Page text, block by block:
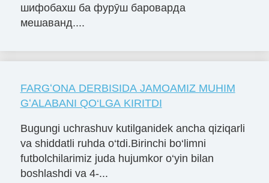
шифобахш ба фурӯш бароварда
мешаванд....
FARGʻONA DERBISIDA JAMOAMIZ MUHIM
GʻALABANI QO‘LGA KIRITDI
Bugungi uchrashuv kutilganidek ancha qiziqarli
va shiddatli ruhda o‘tdi.Birinchi bo‘limni
futbolchilarimiz juda hujumkor o‘yin bilan
boshlashdi va 4-...